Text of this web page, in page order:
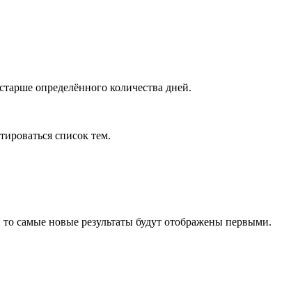
определённого количества дней.
список тем.
самые новые результаты будут отображены первыми.